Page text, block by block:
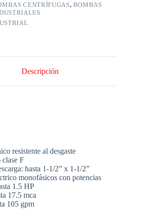
CENTRÍFUGAS, BOMBAS
Descripción
resistente al desgaste
F
hasta 1-1/2” x 1-1/2”
monofásicos con potencias
1.5 HP
17.5 mca
105 gpm